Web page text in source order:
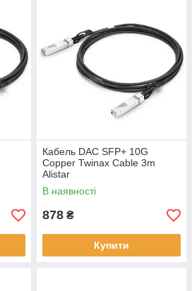
Кабель DAC SFP+ 10G
Copper Twinax Cable 3m
Alistar
В наявності
878 ₴
Купити